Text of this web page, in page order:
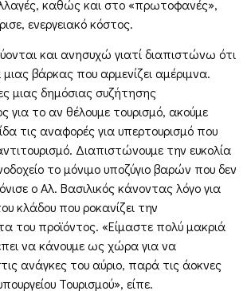
καθώς και στο «πρωτοφανές»,
ενεργειακό κόστος.
και ανησυχώ γιατί διαπιστώνω ότι
μιας βάρκας που αρμενίζει αμέριμνα.
μιας δημόσιας συζήτησης
για το αν θέλουμε τουρισμό, ακούμε
τις αναφορές για υπερτουρισμό που
Διαπιστώνουμε την ευκολία
το μόνιμο υποζύγιο βαρών που δεν
ο Αλ. Βασιλικός κάνοντας λόγο για
κλάδου που ροκανίζει την
του προϊόντος. «Είμαστε πολύ μακριά
να κάνουμε ως χώρα για να
ανάγκες του αύριο, παρά τις άοκνες
Τουρισμού», είπε.